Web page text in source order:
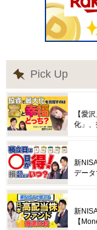
Pick Up
【愛
化」、
新
データ
新
【